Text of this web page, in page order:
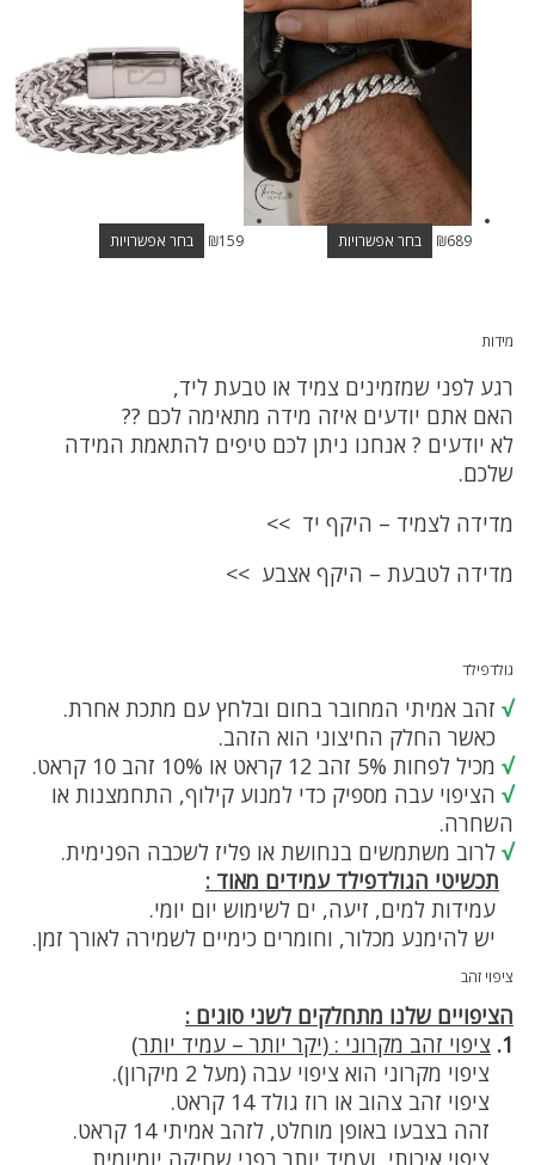
₪689 בחר אפשרויות ₪159 בחר אפשרויות
מידות
רגע לפני שמזמינים צמיד או טבעת ליד,
האם אתם יודעים איזה מידה מתאימה לכם ??
לא יודעים ? אנחנו ניתן לכם טיפים להתאמת המידה
שלכם.
מדידה לצמיד – היקף יד >>
מדידה לטבעת – היקף אצבע >>
גולדפילד
√ זהב אמיתי המחובר בחום ובלחץ עם מתכת אחרת.
כאשר החלק החיצוני הוא הזהב.
√ מכיל לפחות 5% זהב 12 קראט או 10% זהב 10 קראט.
√ הציפוי עבה מספיק כדי למנוע קילוף, התחמצנות או
השחרה.
√ לרוב משתמשים בנחושת או פליז לשכבה הפנימית.
תכשיטי הגולדפילד עמידים מאוד :
עמידות למים, זיעה, ים לשימוש יום יומי.
יש להימנע מכלור, וחומרים כימיים לשמירה לאורך זמן.
ציפוי זהב
הציפויים שלנו מתחלקים לשני סוגים :
1. ציפוי זהב מקרוני : (יקר יותר – עמיד יותר)
ציפוי מקרוני הוא ציפוי עבה (מעל 2 מיקרון).
ציפוי זהב צהוב או רוז גולד 14 קראט.
זהה בצבעו באופן מוחלט, לזהב אמיתי 14 קראט.